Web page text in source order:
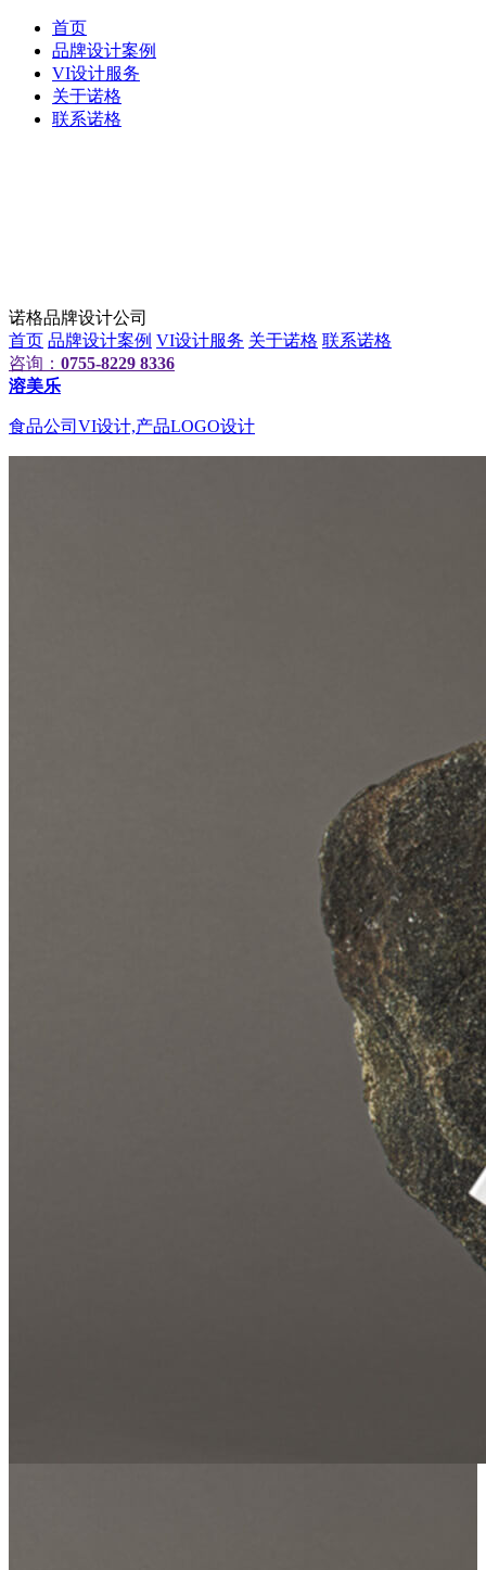
首页
品牌设计案例
VI设计服务
关于诺格
联系诺格
诺格品牌设计公司
首页 品牌设计案例 VI设计服务 关于诺格 联系诺格
咨询： 0755-8229 8336
溶美乐
食品公司VI设计,产品LOGO设计